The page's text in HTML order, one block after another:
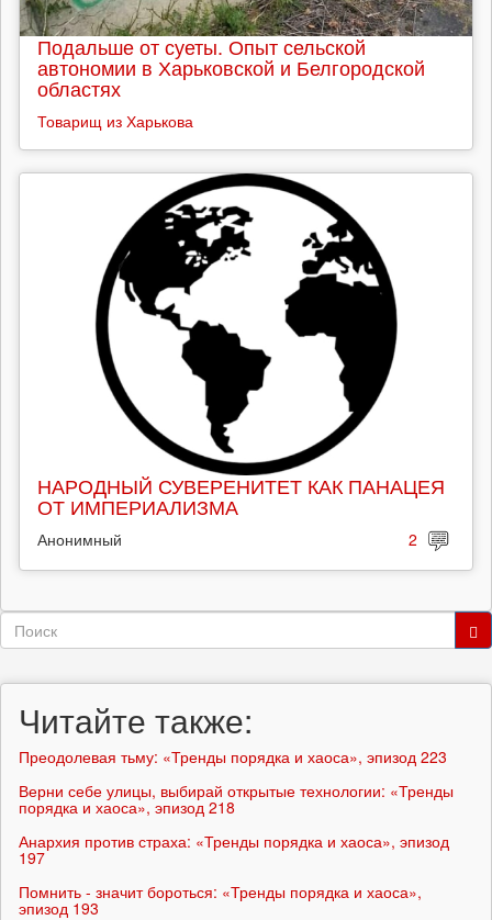
Подальше от суеты. Опыт сельской
автономии в Харьковской и Белгородской
областях
Товарищ из Харькова
НАРОДНЫЙ СУВЕРЕНИТЕТ КАК ПАНАЦЕЯ
ОТ ИМПЕРИАЛИЗМА
Анонимный 2
Форма
Читайте также:
Преодолевая тьму: «Тренды порядка и хаоса», эпизод 223
Верни себе улицы, выбирай открытые технологии: «Тренды
порядка и хаоса», эпизод 218
Анархия против страха: «Тренды порядка и хаоса», эпизод
197
Помнить - значит бороться: «Тренды порядка и хаоса»,
эпизод 193